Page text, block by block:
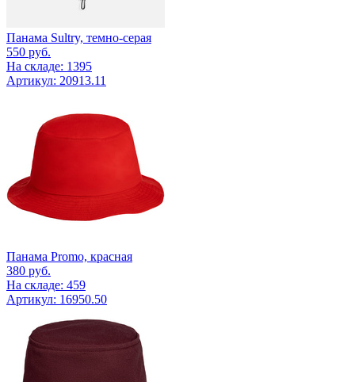
Панама Sultry, темно-серая
550 руб.
На складе: 1395
Артикул: 20913.11
Панама Promo, красная
380 руб.
На складе: 459
Артикул: 16950.50